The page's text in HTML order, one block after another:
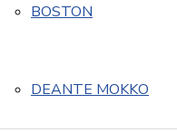
BOSTON
DEANTE MOKKO